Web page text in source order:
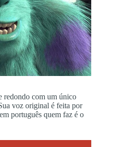
redondo com um único
voz original é feita por
português quem faz é o